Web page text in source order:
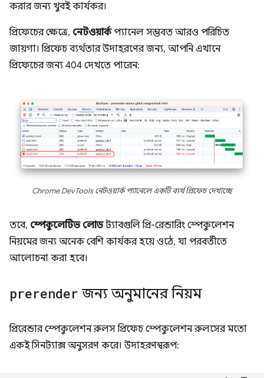
করার জন্য খুবই কার্যকর।
প্রিফেচের ক্ষেত্রে, নেটওয়ার্কপ্যানেল সম্ভবত আরও পরিচিত
জায়গা। প্রিফেচ ব্যর্থতার উদাহরণের জন্য, আপনি এখানে
প্রিফেচের জন্য 404 দেখতে পারেন:
Chrome DevTools নেটওয়ার্ক প্যানেলে একটি ব্যর্থ প্রিফেচ দেখাচ্ছে
তবে, স্পেকুলেটিভ লোডট্যাবগুলি প্রি-রেন্ডারিং স্পেকুলেশন
নিয়মের জন্য অনেক বেশি কার্যকর হয়ে ওঠে, যা পরবর্তীতে
আলোচনা করা হবে।
prerender জন্য অনুমানের নিয়ম
প্রিরেন্ডার স্পেকুলেশন রুলস প্রিফেচ স্পেকুলেশন রুলসের মতো
একই সিনট্যাক্স অনুসরণ করে। উদাহরণস্বরূপ: